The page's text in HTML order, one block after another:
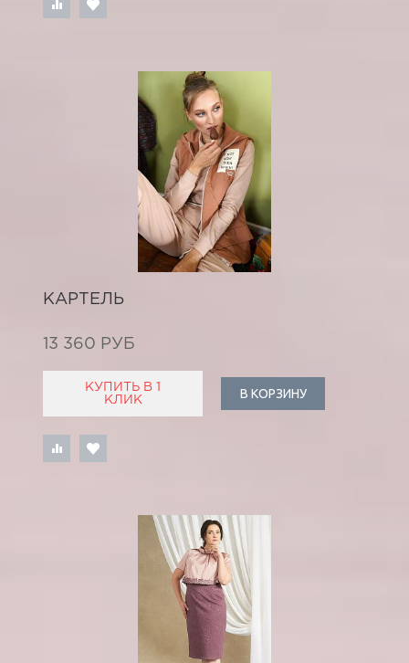
КАРТЕЛЬ
13 360 РУБ
КУПИТЬ В 1
КЛИК
В КОРЗИНУ